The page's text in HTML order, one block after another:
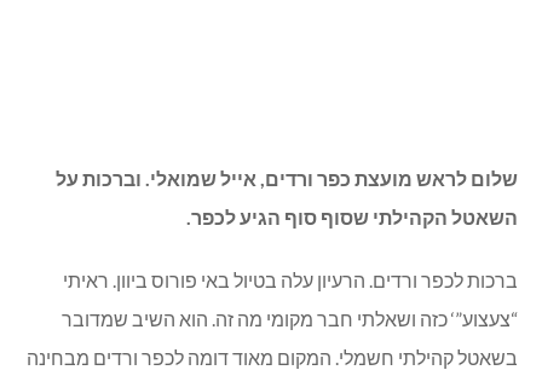
שלום לראש מועצת כפר ורדים, אייל שמואלי. וברכות על
השאטל הקהילתי שסוף סוף הגיע לכפר.
ברכות לכפר ורדים. הרעיון עלה בטיול באי פורוס ביוון. ראיתי
“צעצוע”‘ כזה ושאלתי חבר מקומי מה זה. הוא השיב שמדובר
בשאטל קהילתי חשמלי. המקום מאוד דומה לכפר ורדים מבחינה